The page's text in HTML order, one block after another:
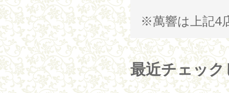
※萬響は上記4
最近チェッ